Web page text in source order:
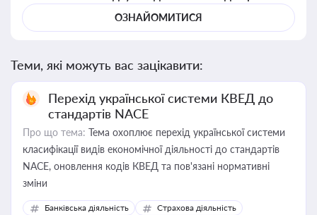
ОЗНАЙОМИТИСЯ
Теми, які можуть вас зацікавити:
Перехід української системи КВЕД до
стандартів NACE
Про що тема: Тема охоплює перехід української системи
класифікації видів економічної діяльності до стандартів
NACE, оновлення кодів КВЕД та пов'язані нормативні
зміни
Банківська діяльність
Страхова діяльність